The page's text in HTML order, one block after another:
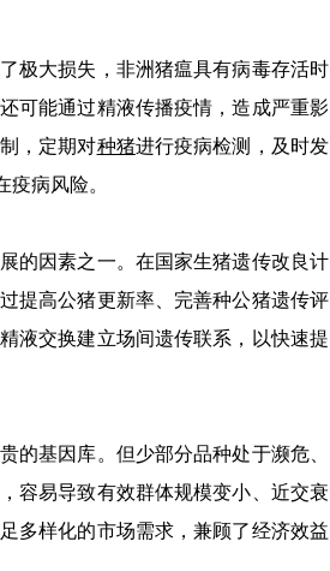
极大损失，非洲猪瘟具有病毒存活时
可能通过精液传播疫情，造成严重影
，定期对种猪进行疫病检测，及时发
病风险。
的因素之一。在国家生猪遗传改良计
提高公猪更新率、完善种公猪遗传评
液交换建立场间遗传联系，以快速提
的基因库。但少部分品种处于濒危、
容易导致有效群体规模变小、近交衰
多样化的市场需求，兼顾了经济效益